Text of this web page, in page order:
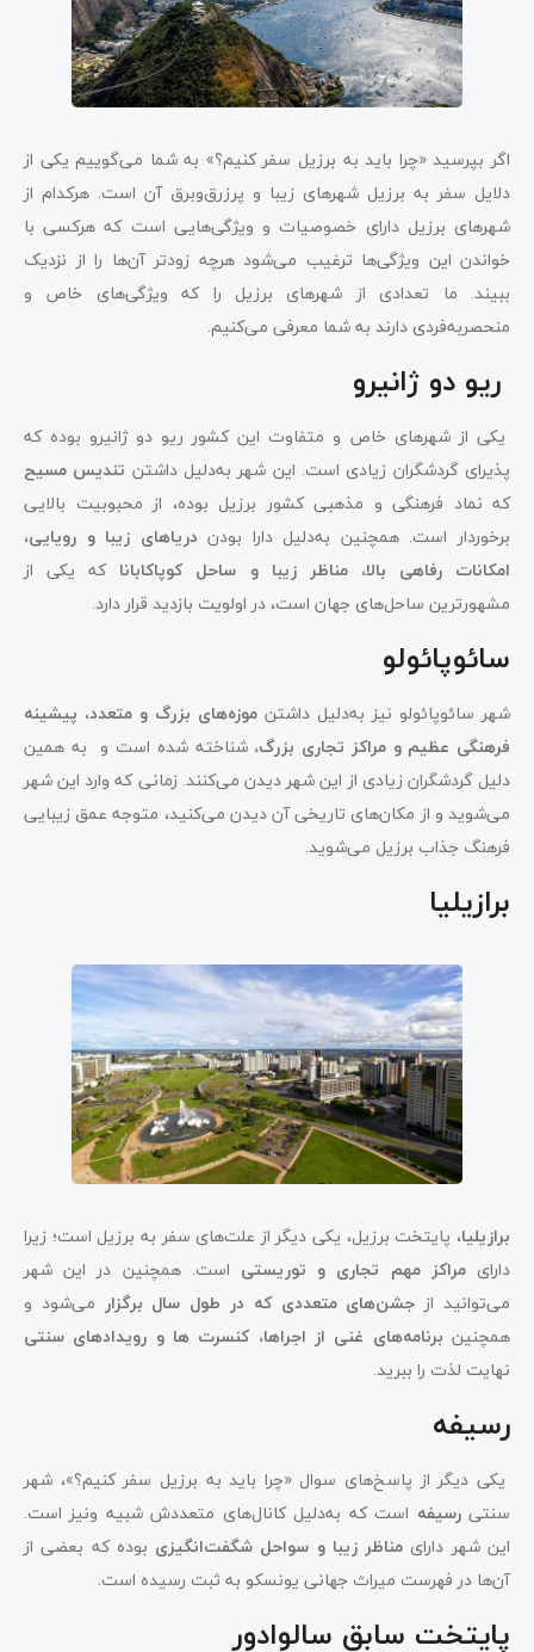
اگر بپرسید «چرا باید به برزیل سفر کنیم؟» به شما می‌گوییم یکی از
دلایل سفر به برزیل شهرهای زیبا و پرزرق‌وبرق آن است. هرکدام از
شهرهای برزیل دارای خصوصیات و ویژگی‌هایی است که هرکسی با
خواندن این ویژگی‌ها ترغیب می‌شود هرچه زودتر آن‌ها را از نزدیک
ببیند. ما تعدادی از شهرهای برزیل را که ویژگی‌های خاص و
منحصربه‌فردی دارند به شما معرفی می‌کنیم.
ریو دو ژانیرو
یکی از شهرهای خاص و متفاوت این کشور ریو دو ژانیرو بوده که
پذیرای گردشگران زیادی است. این شهر به‌دلیل داشتن تندیس مسیح
که نماد فرهنگی و مذهبی کشور برزیل بوده، از محبوبیت بالایی
برخوردار است. همچنین به‌دلیل دارا بودن دریاهای زیبا و رویایی،
امکانات رفاهی بالا، مناظر زیبا و ساحل کوپاکابانا که یکی از
مشهورترین ساحل‌های جهان است، در اولویت بازدید قرار دارد.
سائوپائولو
شهر سائوپائولو نیز به‌دلیل داشتن موزه‌های بزرگ و متعدد، پیشینه
فرهنگی عظیم و مراکز تجاری بزرگ، شناخته شده‌ است و به همین
دلیل گردشگران زیادی از این شهر دیدن می‌کنند. زمانی که وارد این شهر
می‌شوید و از مکان‌های تاریخی آن دیدن می‌کنید، متوجه عمق زیبایی
فرهنگ جذاب برزیل می‌شوید.
برازیلیا
برازیلیا، پایتخت برزیل، یکی‌ دیگر از علت‌های سفر به برزیل است؛ زیرا
دارایمراکز مهم تجاری و توریستی است. همچنین در این شهر
می‌توانید از جشن‌های متعددی که در طول سال برگزار می‌شود و
همچنین برنامه‌های غنی از اجراها، کنسرت ها و رویدادهای سنتی
نهایت لذت را ببرید.
رسیفه
یکی دیگر از پاسخ‌های سوال «چرا باید به برزیل سفر کنیم؟»، شهر
سنتیرسیفه است که به‌دلیل کانال‌های متعددش شبیه ونیز است.
این شهر دارای مناظر زیبا و سواحل شگفت‌انگیزی بوده که بعضی از
آن‌ها در فهرست میراث جهانی یونسکو به ثبت رسیده است.
پایتخت سابق سالوادور